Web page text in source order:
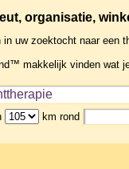
organisatie,
in uw zoektocht naar een
makkelijk vinden wat
km rond